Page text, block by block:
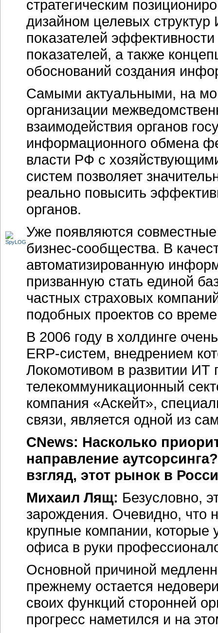
стратегическим
дизайном целевых
показателей
показателей, а также
обоснований создания
Самыми актуальными, на
организации
взаимодействия органов
информационного обмена
власти РФ с
систем позволяет
реально повысить
органов.
Уже появляются совместные
бизнес-сообщества. В
автоматизированную
призванную стать единой
частных страховых
подобных проектов со
В 2006 году в холдинге
ERP-систем, внедрением
Локомотивом в развитии ИТ
телекоммуникационный
компания «Аскейт»,
связи, является одной из
CNews: Насколько
направление
взгляд, этот рынок в
Михаил Лящ: Безусловно,
зарождения. Очевидно, что
крупные компании, которые
офиса в руки
Основной причиной
прежнему остается
своих функций сторонней
прогресс наметился и на